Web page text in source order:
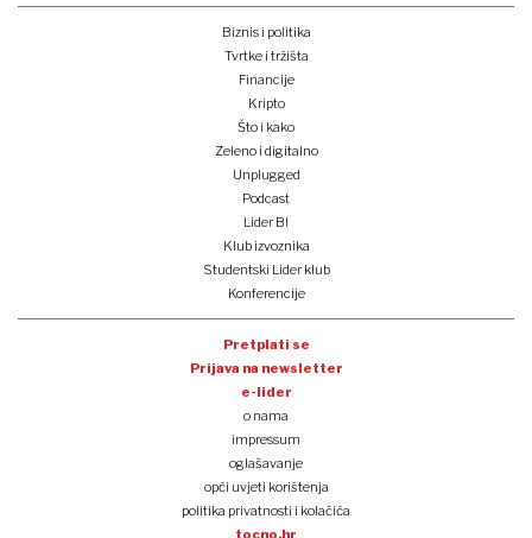
Biznis i politika
Tvrtke i tržišta
Financije
Kripto
Što i kako
Zeleno i digitalno
Unplugged
Podcast
Lider BI
Klub izvoznika
Studentski Lider klub
Konferencije
Pretplati se
Prijava na newsletter
e-lider
o nama
impressum
oglašavanje
opći uvjeti korištenja
politika privatnosti i kolačića
tocno.hr